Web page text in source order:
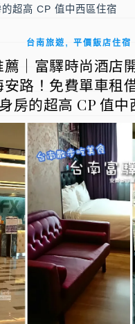
的超高 CP 值中西區住宿
台南旅遊, 平價飯店住宿
薦｜富驛時尚酒店
路！免費單車租
房的超高 CP 值中